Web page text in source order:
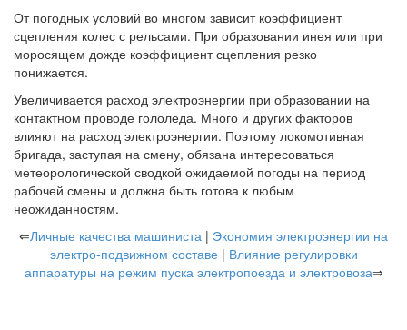
От погодных условий во многом зависит коэффициент
сцепления колес с рельсами. При образовании инея или при
моросящем дожде коэффициент сцепления резко
понижается.
Увеличивается расход электроэнергии при образовании на
контактном проводе гололеда. Много и других факторов
влияют на расход электроэнергии. Поэтому локомотивная
бригада, заступая на смену, обязана интересоваться
метеорологической сводкой ожидаемой погоды на период
рабочей смены и должна быть готова к любым
неожиданностям.
⇐Личные качества машиниста | Экономия электроэнергии на
электро-подвижном составе | Влияние регулировки
аппаратуры на режим пуска электропоезда и электровоза⇒